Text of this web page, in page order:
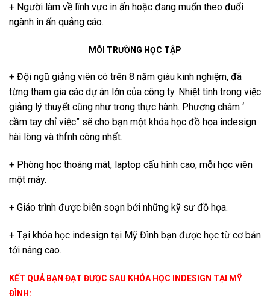
+ Người làm về lĩnh vực in ấn hoặc đang muốn theo đuổi
ngành in ấn quảng cáo.
MÔI TRƯỜNG HỌC TẬP
+ Đội ngũ giảng viên có trên 8 năm giàu kinh nghiệm, đã
từng tham gia các dự án lớn của công ty. Nhiệt tình trong việc
giảng lý thuyết cũng như trong thực hành. Phương châm ‘
cầm tay chỉ việc” sẽ cho bạn một khóa học đồ họa indesign
hài lòng và thfnh công nhất.
+ Phòng học thoáng mát, laptop cấu hình cao, mỗi học viên
một máy.
+ Giáo trình được biên soạn bởi những kỹ sư đồ họa.
+ Tại khóa học indesign tại Mỹ Đình bạn được học từ cơ bản
tới nâng cao.
KẾT QUẢ BẠN ĐẠT ĐƯỢC SAU KHÓA HỌC INDESIGN TẠI MỸ
ĐÌNH: